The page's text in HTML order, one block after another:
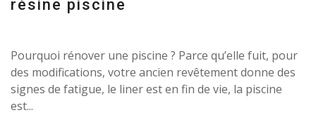
résine piscine
Pourquoi rénover une piscine ? Parce qu’elle fuit, pour
des modifications, votre ancien revêtement donne des
signes de fatigue, le liner est en fin de vie, la piscine
est...